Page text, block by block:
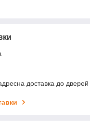
доставка до дверей